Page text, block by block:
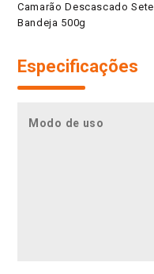
Camarão Descascado
Bandeja 500g
Especificações
Modo de uso